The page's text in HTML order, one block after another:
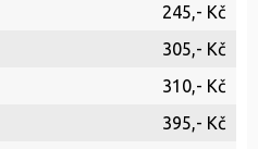
245,- Kč
305,- Kč
310,- Kč
395,- Kč